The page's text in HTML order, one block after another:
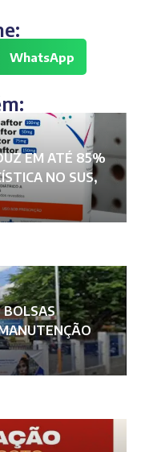
WhatsApp
EM ATÉ 85%
NO SUS,
BOLSAS